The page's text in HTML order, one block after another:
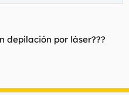
depilación por láser???